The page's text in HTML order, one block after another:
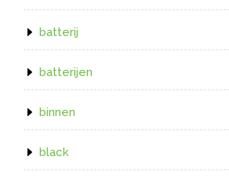
batterij
batterijen
binnen
black